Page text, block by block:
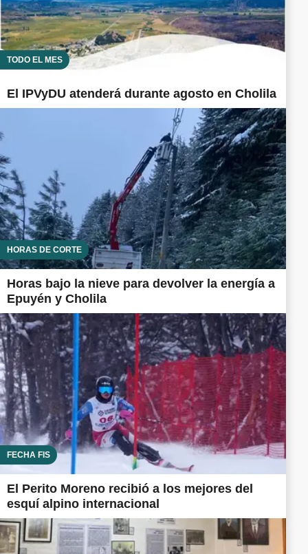
TODO EL MES
El IPVyDU atenderá durante agosto en Cholila
HORAS DE CORTE
Horas bajo la nieve para devolver la energía a
Epuyén y Cholila
FECHA FIS
El Perito Moreno recibió a los mejores del
esquí alpino internacional